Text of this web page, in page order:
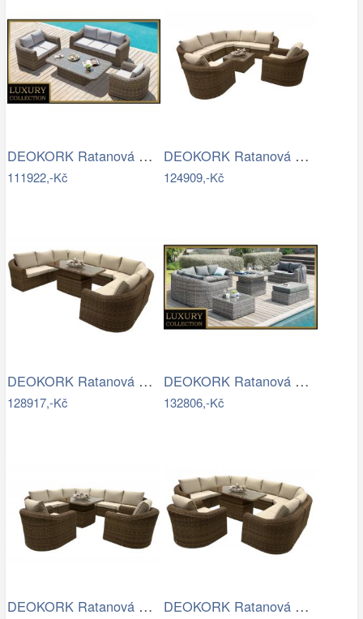
DEOKORK Ratanová modulová sestava…
111922,-Kč
DEOKORK Ratanová modulová sestava…
124909,-Kč
DEOKORK Ratanová modulová jídelní…
128917,-Kč
DEOKORK Ratanová modulová sestava…
132806,-Kč
DEOKORK Ratanová modulová sestava… DEOKORK Ratanová modulová jídelní…